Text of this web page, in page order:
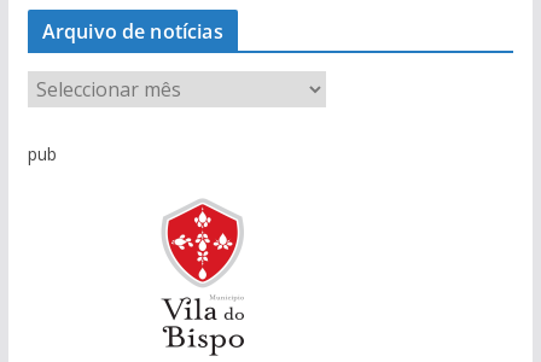
Arquivo de notícias
q
pub